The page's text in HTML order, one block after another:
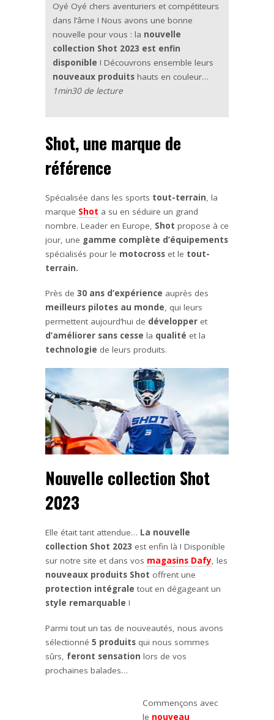
Oyé Oyé chers aventuriers et compétiteurs
dans l’âme ! Nous avons une bonne
nouvelle pour vous : la nouvelle
collection Shot 2023 est enfin
disponible ! Découvrons ensemble leurs
nouveaux produits hauts en couleur…
1min30 de lecture
Shot, une marque de
référence
Spécialisée dans les sports tout-terrain, la
marque Shot a su en séduire un grand
nombre. Leader en Europe, Shot propose à ce
jour, une gamme complète d’équipements
spécialisés pour le motocross et le tout-
terrain.
Près de 30 ans d’expérience auprès des
meilleurs pilotes au monde, qui leurs
permettent aujourd’hui de développer et
d’améliorer sans cesse la qualité et la
technologie de leurs produits.
Nouvelle collection Shot
2023
Elle était tant attendue… La nouvelle
collection Shot 2023 est enfin là ! Disponible
sur notre site et dans vos magasins Dafy, les
nouveaux produits Shot offrent une
protection intégrale tout en dégageant un
style remarquable !
Parmi tout un tas de nouveautés, nous avons
sélectionné 5 produits qui nous sommes
sûrs, feront sensation lors de vos
prochaines balades…
Commençons avec
le nouveau